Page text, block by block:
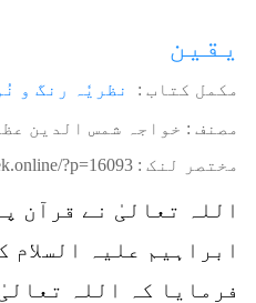
یقین
مکمل کتاب : نظریٗہ رنگ و
مصنف : خواجہ شمس الدین
مختصر لنک : ?p=16093
اللہ تعالیٰ نے قرآن
ابراہیم علیہ السلام
فرمایا کہ اللہ